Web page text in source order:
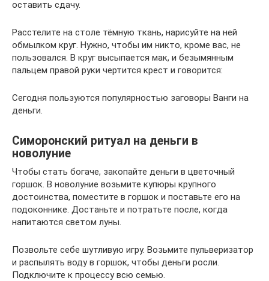
оставить сдачу.
Расстелите на столе тёмную ткань, нарисуйте на ней
обмылком круг. Нужно, чтобы им никто, кроме вас, не
пользовался. В круг высыпается мак, и безымянным
пальцем правой руки чертится крест и говорится:
Сегодня пользуются популярностью заговоры Ванги на
деньги.
Симоронский ритуал на деньги в
новолуние
Чтобы стать богаче, закопайте деньги в цветочный
горшок. В новолуние возьмите купюры крупного
достоинства, поместите в горшок и поставьте его на
подоконнике. Достаньте и потратьте после, когда
напитаются светом луны.
Позвольте себе шутливую игру. Возьмите пульверизатор
и распылять воду в горшок, чтобы деньги росли.
Подключите к процессу всю семью.